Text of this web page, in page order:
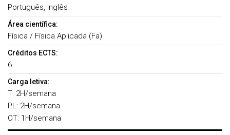
Português, Inglês
Área científica:
Física / Física Aplicada (Fa)
Créditos ECTS:
6
Carga letiva:
T: 2H/semana
PL: 2H/semana
OT: 1H/semana